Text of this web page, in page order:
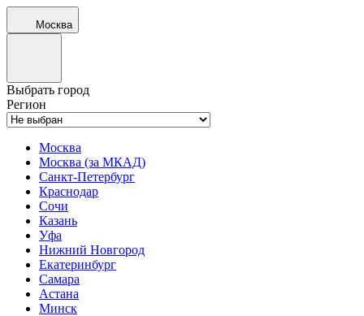
Москва
Выбрать город
Регион
Москва
Москва (за МКАД)
Санкт-Петербург
Краснодар
Сочи
Казань
Уфа
Нижний Новгород
Екатеринбург
Самара
Астана
Минск